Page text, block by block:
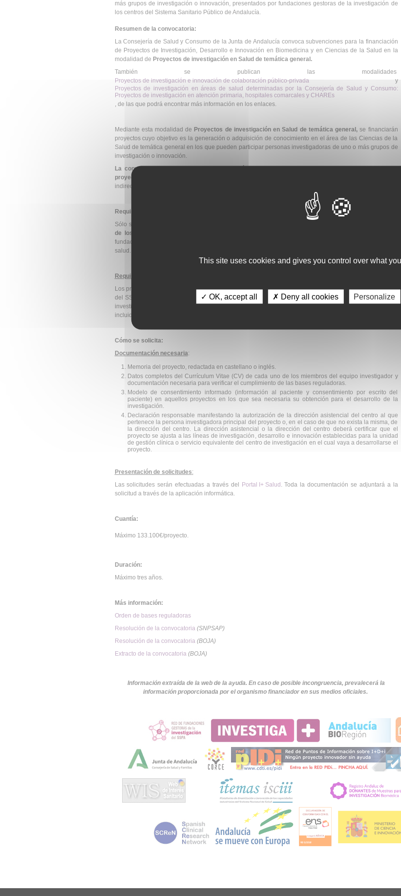
más grupos de investigación o innovación, presentados por fundaciones gestoras de la investigación de
los centros del Sistema Sanitario Público de Andalucía.
Resumen de la convocatoria:
La Consejería de Salud y Consumo de la Junta de Andalucía convoca subvenciones para la financiación
de Proyectos de Investigación, Desarrollo e Innovación en Biomedicina y en Ciencias de la Salud en la
modalidad de Proyectos de investigación en Salud de temática general.
También se publican las modalidades
Proyectos de investigación e innovación de colaboración público-privaday
Proyectos de investigación en áreas de salud determinadas por la Consejería de Salud y Consumo:
Proyectos de investigación en atención primaria, hospitales comarcales y CHAREs
, de las que podrá encontrar más información en los enlaces.
Mediante esta modalidad de Proyectos de investigación en Salud de temática general,se financiarán
proyectos cuyo objetivo es la generación o adquisición de conocimiento en el área de las Ciencias de la
Salud de temática general en los que pueden participar personas investigadoras de uno o más grupos de
investigación o innovación.
La convocatoria cuenta con una financiación total de 1.985.332 euros para esta modalidad de
proyectos
indirectos.
Requisitos de los solicitantes:
Sólo se subvencionarán aquellos proyectos presentados por
de los centros del Sistema Sanitario Público de Andalucía
fundaciones de de Junta de Andalucía y tener entre sus fines el desarrollo y fomento de la investigación en
salud.
Requisitos de los grupos de investigación:
Los proyectos deberán ser desarrollados porgrupos o equipos de I+ipertenecientes a centros sanitarios
del SSPA, a las Fundaciones gestoras de la investigación del SSPA o a cualquier centro o instituto de
investigación participado por el SSPA que realice investigación en biomedicina y en ciencias de la salud,
incluidos los grupos del Plan Andaluz de Investigación e Innovación.
Cómo se solicita:
Documentación necesaria:
Memoria del proyecto, redactada en castellano o inglés.
Datos completos del Currículum Vitae (CV) de cada uno de los miembros del equipo investigador y
documentación necesaria para verificar el cumplimiento de las bases reguladoras.
Modelo de consentimiento informado (información al paciente y consentimiento por escrito del
paciente) en aquellos proyectos en los que sea necesaria su obtención para el desarrollo de la
investigación.
Declaración responsable manifestando la autorización de la dirección asistencial del centro al que
pertenece la persona investigadora principal del proyecto o, en el caso de que no exista la misma, de
la dirección del centro. La dirección asistencial o la dirección del centro deberá certificar que el
proyecto se ajusta a las líneas de investigación, desarrollo e innovación establecidas para la unidad
de gestión clínica o servicio equivalente del centro de investigación en el cual vaya a desarrollarse el
proyecto.
Presentación de solicitudes:
Las solicitudes serán efectuadas a través del
Portal I+ Salud . Toda la documentación se adjuntará a la
solicitud a través de la aplicación informática.
Cuantía:
Máximo 133.100€/proyecto.
Duración:
Máximo tres años.
Más información:
Orden de bases reguladoras
Resolución de la convocatoria (SNPSAP)
Resolución de la convocatoria (BOJA)
Extracto de la convocatoria (BOJA)
Información extraída de la web de la ayuda. En caso de posible incongruencia, prevalecerá la
información proporcionada por el organismo financiador en sus medios oficiales.
This site uses cookies and gives you control over what
✓ OK, accept all ✗ Deny all cookies Personalize